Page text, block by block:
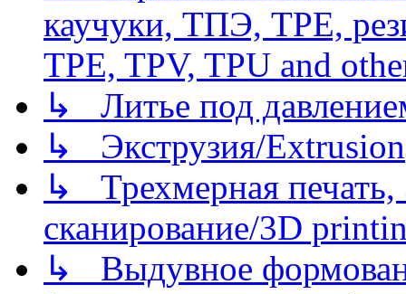
каучуки, ТПЭ, TPE,
TPE, TPV, TPU and
↳ Литье под
↳ Экструзия/Extrusion
↳ Трехмерная
сканирование/3D
↳ Выдувное